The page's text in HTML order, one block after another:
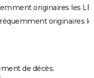
originaires les LE
originaires
de décès.